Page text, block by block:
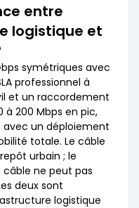
entre
logistique et
symétriques avec
professionnel à
et un raccordement
à 200 Mbps en pic,
avec un déploiement
totale. Le câble
urbain ; le
ne peut pas
deux sont
logistique